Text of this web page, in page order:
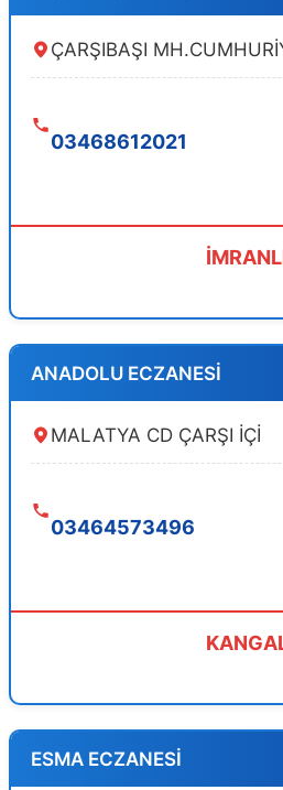
ÇARŞIBAŞI
03468612021
ANADOLU ECZANESİ
MALATYA CD ÇARŞI İÇİ
03464573496
ESMA ECZANESİ